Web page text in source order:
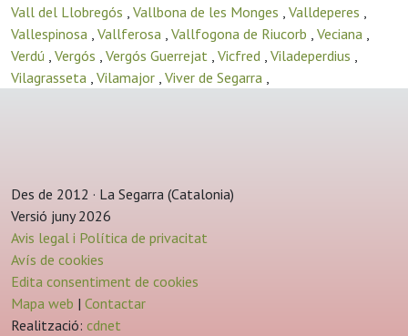
Vall del Llobregós , Vallbona de les Monges , Valldeperes ,
Vallespinosa , Vallferosa , Vallfogona de Riucorb , Veciana ,
Verdú , Vergós , Vergós Guerrejat , Vicfred , Viladeperdius ,
Vilagrasseta , Vilamajor , Viver de Segarra ,
Des de 2012 · La Segarra (Catalonia)
Versió juny 2026
Avis legal i Política de privacitat
Avís de cookies
Edita consentiment de cookies
Mapa web | Contactar
Realització: cdnet